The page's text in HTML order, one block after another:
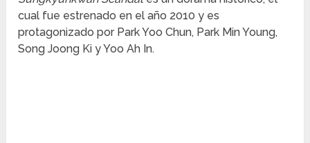
cual fue estrenado en el año 2010 y es
protagonizado por Park Yoo Chun, Park Min Young,
Song Joong Ki y Yoo Ah In.